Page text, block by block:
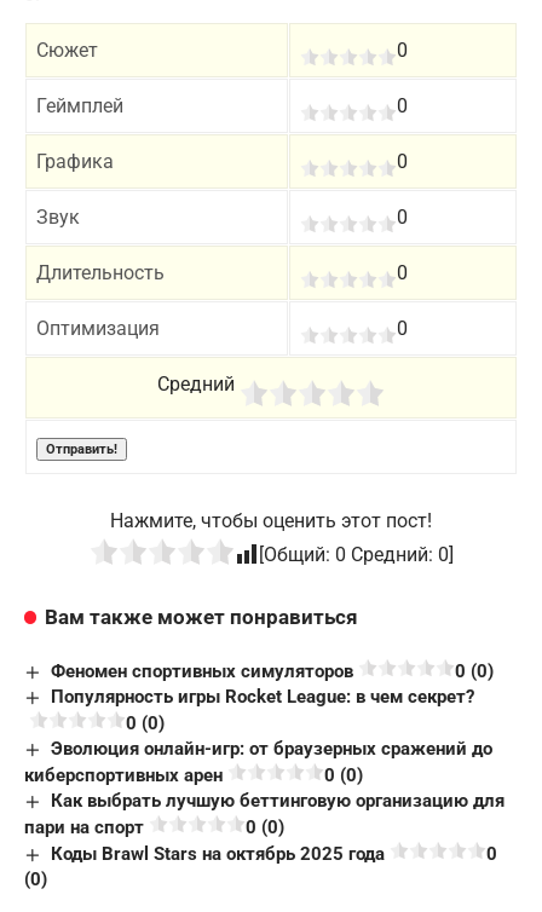
Сюжет 0
Геймплей 0
Графика 0
Звук 0
Длительность 0
Оптимизация 0
Средний
Нажмите, чтобы оценить этот пост!
[Общий: 0 Средний: 0]
Вам также может понравиться
Феномен спортивных симуляторов
0 (0)
Популярность игры Rocket League: в чем секрет?
0 (0)
Эволюция онлайн-игр: от браузерных сражений до
киберспортивных арен
0 (0)
Как выбрать лучшую беттинговую организацию для
пари на спорт
0 (0)
Коды Brawl Stars на октябрь 2025 года
0
(0)